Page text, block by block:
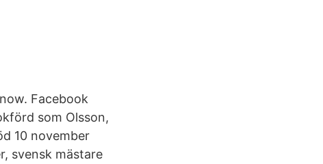
Facebook
som Olsson,
10 november
svensk mästare